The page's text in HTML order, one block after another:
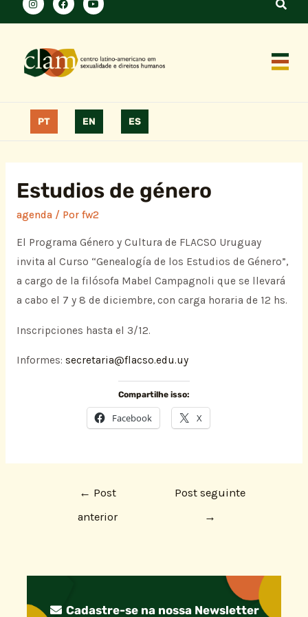
PT EN ES
Estudios de género
agenda/ Por fw2
El Programa Género y Cultura de FLACSO Uruguay
invita al Curso “Genealogía de los Estudios de Género”,
a cargo de la filósofa Mabel Campagnoli que se llevará
a cabo el 7 y 8 de diciembre, con carga horaria de 12 hs.
Inscripciones hasta el 3/12.
Informes: secretaria@flacso.edu.uy
Compartilhe isso:
Facebook X
← Post
anterior
Post seguinte
→
Cadastre-se na nossa Newsletter